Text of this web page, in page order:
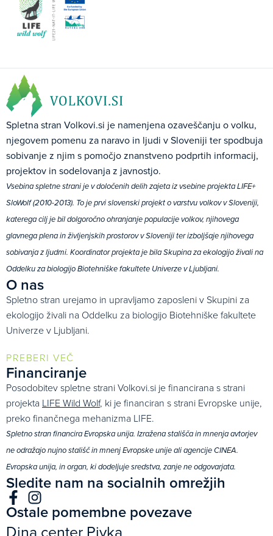
Spletna stran Volkovi.si je namenjena ozaveščanju o volku,
njegovem pomenu za naravo in ljudi v Sloveniji ter spodbuja
sobivanje z njim s pomočjo znanstveno podprtih informacij,
projektov in sodelovanja z javnostjo.
Vsebina spletne strani je v določenih delih zajeta iz vsebine projekta LIFE+
SloWolf (2010-2013). To je prvi slovenski projekt o varstvu volkov v Sloveniji,
katerega cilj je bil dolgoročno ohranjanje populacije volkov, njihovega
glavnega plena in življenjskih prostorov v Sloveniji ter izboljšaje njihovega
sobivanja z ljudmi. Koordinator projekta je bila Skupina za ekologijo živali na
Oddelku za biologijo Biotehniške fakultete Univerze v Ljubljani.
O nas
Spletno stran urejamo in upravljamo zaposleni v Skupini za
ekologijo živali na Oddelku za biologijo Biotehniške fakultete
Univerze v Ljubljani.
PREBERI VEČ
Financiranje
Posodobitev spletne strani Volkovi.si je financirana s strani
projekta LIFE Wild Wolf, ki je financiran s strani Evropske unije,
preko finančnega mehanizma LIFE.
Spletno stran financira Evropska unija. Izražena stališča in mnenja avtorjev
ne odražajo nujno stališč in mnenj Evropske unije ali agencije CINEA.
Evropska unija, in organ, ki dodeljuje sredstva, zanje ne odgovarjata.
Sledite nam na socialnih omrežjih
Ostale pomembne povezave
Dina center Pivka